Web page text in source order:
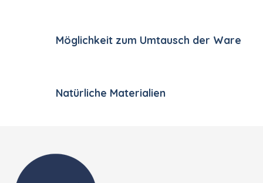
Möglichkeit zum Umtausch der Ware
Natürliche Materialien